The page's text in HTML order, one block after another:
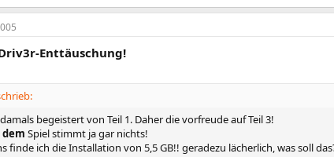
Enttäuschung!
begeistert von Teil 1. Daher die vorfreude auf Teil 3!
dem Spiel stimmt ja gar nichts!
finde ich die Installation von 5,5 GB!! geradezu lächerlich, was soll